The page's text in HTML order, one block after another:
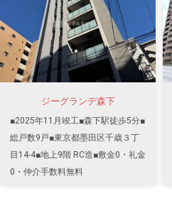
ジーグランデ森下
■2025年11月竣工■森下駅徒歩5分■
総戸数9戸■東京都墨田区千歳３丁
目14-4■地上9階 RC造■敷金0・礼金
0・仲介手数料無料